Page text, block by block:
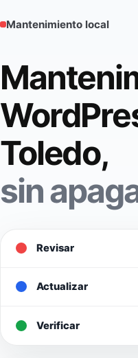
Mantenimiento local
Toledo,
sin
Revisar
Actualizar
Verificar